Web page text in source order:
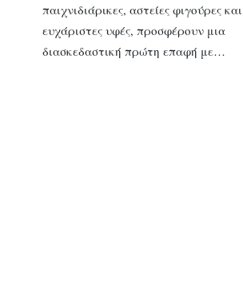
παιχνιδιάρικες, αστείες φιγούρες και
ευχάριστες υφές, προσφέρουν μια
διασκεδαστική πρώτη επαφή με…